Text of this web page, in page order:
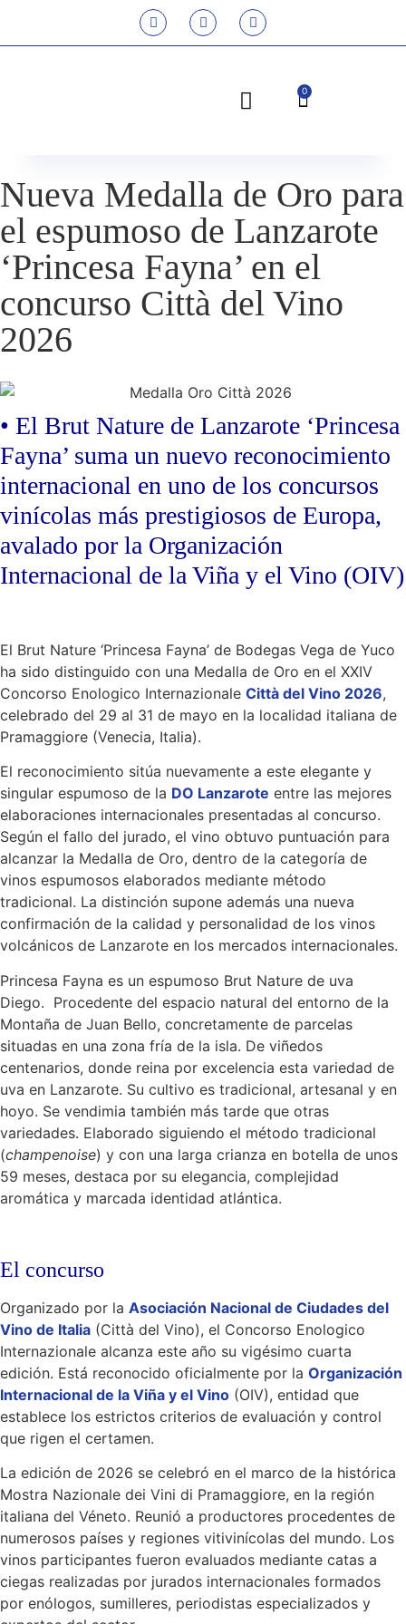
0
Nueva Medalla de Oro para
el espumoso de Lanzarote
‘Princesa Fayna’ en el
concurso Città del Vino
2026
• El Brut Nature de Lanzarote ‘Princesa
Fayna’ suma un nuevo reconocimiento
internacional en uno de los concursos
vinícolas más prestigiosos de Europa,
avalado por la Organización
Internacional de la Viña y el Vino (OIV)
El Brut Nature ‘Princesa Fayna’ de Bodegas Vega de Yuco
ha sido distinguido con una Medalla de Oro en el XXIV
Concorso Enologico Internazionale Città del Vino 2026,
celebrado del 29 al 31 de mayo en la localidad italiana de
Pramaggiore (Venecia, Italia).
El reconocimiento sitúa nuevamente a este elegante y
singular espumoso de la DO Lanzarote entre las mejores
elaboraciones internacionales presentadas al concurso.
Según el fallo del jurado, el vino obtuvo puntuación para
alcanzar la Medalla de Oro, dentro de la categoría de
vinos espumosos elaborados mediante método
tradicional. La distinción supone además una nueva
confirmación de la calidad y personalidad de los vinos
volcánicos de Lanzarote en los mercados internacionales.
Princesa Fayna es un espumoso Brut Nature de uva
Diego. Procedente del espacio natural del entorno de la
Montaña de Juan Bello, concretamente de parcelas
situadas en una zona fría de la isla. De viñedos
centenarios, donde reina por excelencia esta variedad de
uva en Lanzarote. Su cultivo es tradicional, artesanal y en
hoyo. Se vendimia también más tarde que otras
variedades. Elaborado siguiendo el método tradicional
(champenoise) y con una larga crianza en botella de unos
59 meses, destaca por su elegancia, complejidad
aromática y marcada identidad atlántica.
El concurso
Organizado por la Asociación Nacional de Ciudades del
Vino de Italia (Città del Vino), el Concorso Enologico
Internazionale alcanza este año su vigésimo cuarta
edición. Está reconocido oficialmente por la Organización
Internacional de la Viña y el Vino (OIV), entidad que
establece los estrictos criterios de evaluación y control
que rigen el certamen.
La edición de 2026 se celebró en el marco de la histórica
Mostra Nazionale dei Vini di Pramaggiore, en la región
italiana del Véneto. Reunió a productores procedentes de
numerosos países y regiones vitivinícolas del mundo. Los
vinos participantes fueron evaluados mediante catas a
ciegas realizadas por jurados internacionales formados
por enólogos, sumilleres, periodistas especializados y